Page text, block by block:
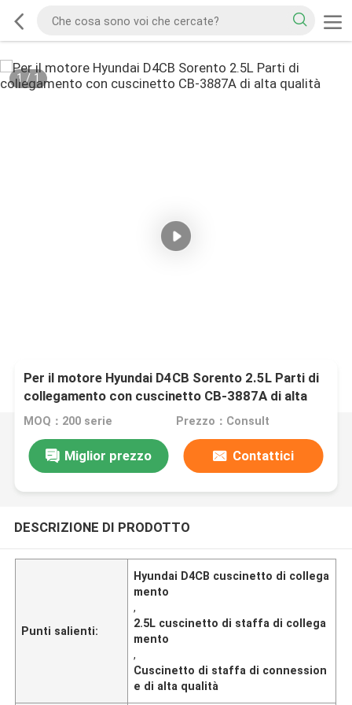
1 /1
Per il motore Hyundai D4CB Sorento 2.5L Parti di
collegamento con cuscinetto CB-3887A di alta
qualità
MOQ：200 serie Prezzo：Consult
Miglior prezzo Contattici
DESCRIZIONE DI PRODOTTO
Punti salienti:
Hyundai D4CB cuscinetto di collega
mento
,
2.5L cuscinetto di staffa di collega
mento
,
Cuscinetto di staffa di connession
e di alta qualità